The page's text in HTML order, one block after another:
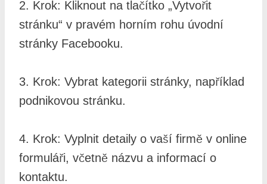
2. Krok: Kliknout na tlačítko „Vytvořit
stránku“ v pravém horním rohu úvodní
stránky Facebooku.
3. Krok: Vybrat kategorii stránky, například
podnikovou stránku.
4. Krok: Vyplnit detaily o vaší firmě v online
formuláři, včetně názvu a informací o
kontaktu.